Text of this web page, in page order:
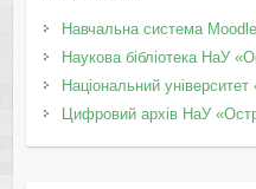
Навчальна система
Наукова бібліотека НаУ
Національний
Цифровий архів НаУ